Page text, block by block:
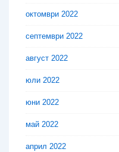
октомври 2022
септември 2022
август 2022
юли 2022
юни 2022
май 2022
април 2022